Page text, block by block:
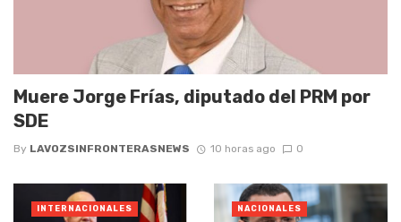
Muere Jorge Frías, diputado del PRM por
SDE
By LAVOZSINFRONTERASNEWS 10 horas ago 0
INTERNACIONALES NACIONALES